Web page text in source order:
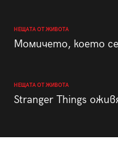
НЕЩАТА ОТ ЖИВОТА
Момичето, което
НЕЩАТА ОТ ЖИВОТА
Stranger Things